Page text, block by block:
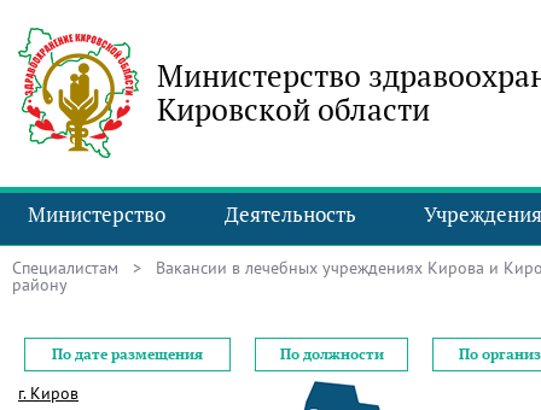
Министерство
Кировской области
Министерство Деятельность Учреждения
Специалистам > Вакансии в лечебных учреждениях Кирова и
району
По дате размещения По должности По
г. Киров